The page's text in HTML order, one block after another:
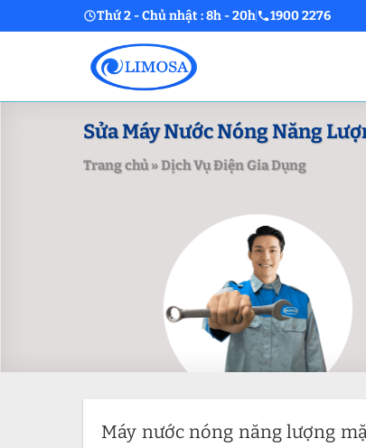
to
Thứ 2 - Chủ nhật : 8h - 20h 1900 2276
Sửa Máy Nước Nóng Năng
Trang chủ»Dịch Vụ Điện Gia Dụng
Máy nước nóng năng lượng